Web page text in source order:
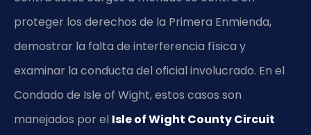
proteger los derechos de la Primera Enmienda,
demostrar la falta de interferencia física y
examinar la conducta del oficial involucrado. En el
Condado de Isle of Wight, estos casos son
manejados por el Isle of Wight County Circuit